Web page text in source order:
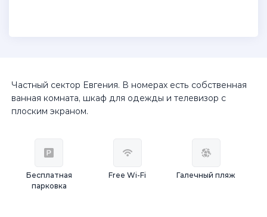
Частный сектор Евгения. В номерах есть собственная
ванная комната, шкаф для одежды и телевизор с
плоским экраном.
Бесплатная
парковка
Free Wi-Fi Галечный пляж